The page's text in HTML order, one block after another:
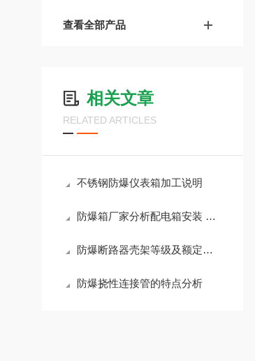
查看全部产品
相关文章
RELATED ARTICLES
不锈钢防爆仪表箱加工说明
防爆箱厂家分析配电箱安装 设计导线选择
防爆断路器壳架等级及额定电流
防爆挠性连接管的特点分析